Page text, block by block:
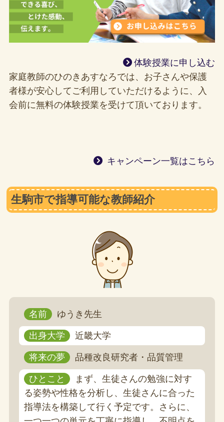
体験授業に申し込む
家庭教師のひのきあすなろでは、お子さんや保護
者様が安心してご利用していただけるように、入
会前に無料の体験授業を受けて頂いております。
キャンペーン一覧はこちら
生駒市で指導可能な教師紹介
名前 ゆうき先生
出身大学 近畿大学
将来の夢 品種改良研究者・品質管理
ひとこと
まず、生徒さんの勉強に対す
る姿勢や性格を分析し、生徒さんに合った
指導法を構築して行く予定です。さらに、